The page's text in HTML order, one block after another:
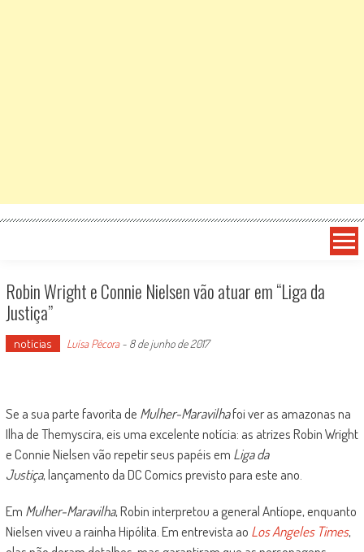
Robin Wright e Connie Nielsen vão atuar em “Liga da
Justiça”
notícias Luísa Pécora- 8 de junho de 2017
Se a sua parte favorita de Mulher-Maravilhafoi ver as amazonas na
Ilha de Themyscira, eis uma excelente notícia: as atrizes Robin Wright
e Connie Nielsen vão repetir seus papéis em Liga da
Justiça, lançamento da DC Comics previsto para este ano.
Em Mulher-Maravilha, Robin interpretou a general Antíope, enquanto
Nielsen viveu a rainha Hipólita. Em entrevista ao Los Angeles Times,